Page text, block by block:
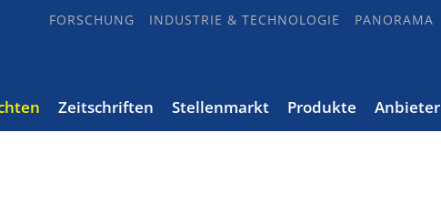
FORSCHUNG INDUSTRIE & TECHNOLOGIE PANORAMA
Zeitschriften Stellenmarkt Produkte Anbieter